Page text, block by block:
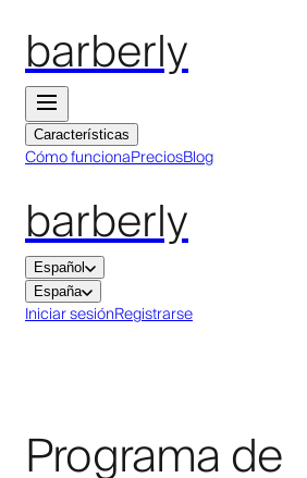
barberly
Características
Cómo funcionaPreciosBlog
barberly
Español
España
Iniciar sesiónRegistrarse
Programa de